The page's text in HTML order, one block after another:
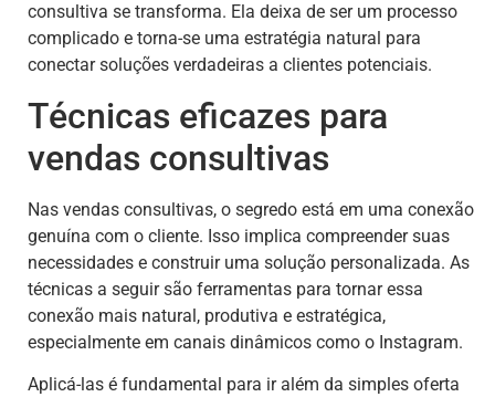
consultiva se transforma. Ela deixa de ser um processo
complicado e torna-se uma estratégia natural para
conectar soluções verdadeiras a clientes potenciais.
Técnicas eficazes para
vendas consultivas
Nas vendas consultivas, o segredo está em uma conexão
genuína com o cliente. Isso implica compreender suas
necessidades e construir uma solução personalizada. As
técnicas a seguir são ferramentas para tornar essa
conexão mais natural, produtiva e estratégica,
especialmente em canais dinâmicos como o Instagram.
Aplicá-las é fundamental para ir além da simples oferta